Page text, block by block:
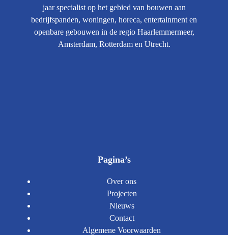
jaar specialist op het gebied van bouwen aan
bedrijfspanden, woningen, horeca, entertainment en
openbare gebouwen in de regio Haarlemmermeer,
Amsterdam, Rotterdam en Utrecht.
Pagina’s
Over ons
Projecten
Nieuws
Contact
Algemene Voorwaarden